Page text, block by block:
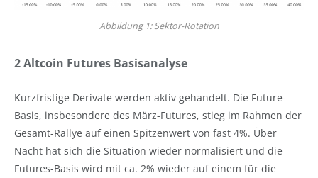
Abbildung 1: Sektor-Rotation
2 Altcoin Futures Basisanalyse
Kurzfristige Derivate werden aktiv gehandelt. Die Future-
Basis, insbesondere des März-Futures, stieg im Rahmen der
Gesamt-Rallye auf einen Spitzenwert von fast 4%. Über
Nacht hat sich die Situation wieder normalisiert und die
Futures-Basis wird mit ca. 2% wieder auf einem für die